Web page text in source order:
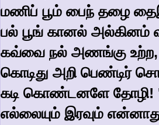
மணிப் பூம் பைந் தழை
பல் பூங் கானல் அல்கினம்
கவ்வை நல் அணங்கு
கொடிது அறி
கடி கொண்டனளே தோழி!
எல்லையும் இரவும்